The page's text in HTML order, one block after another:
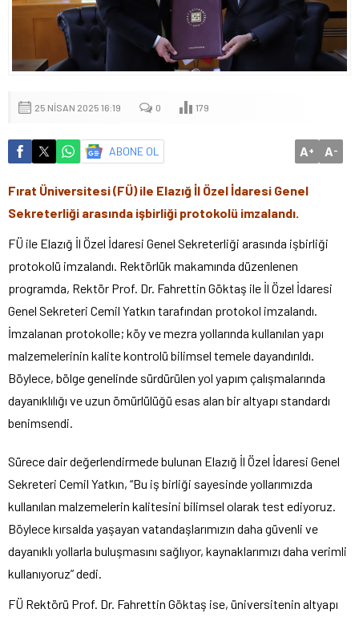
25 NISAN 2025 16:19 0 179
ABONE OL A+ A-
Fırat Üniversitesi (FÜ) ile Elazığ İl Özel İdaresi Genel
Sekreterliği arasında işbirliği protokolü imzalandı.
FÜ ile Elazığ İl Özel İdaresi Genel Sekreterliği arasında işbirliği
protokolü imzalandı. Rektörlük makamında düzenlenen
programda, Rektör Prof. Dr. Fahrettin Göktaş ile İl Özel İdaresi
Genel Sekreteri Cemil Yatkın tarafından protokol imzalandı.
İmzalanan protokolle; köy ve mezra yollarında kullanılan yapı
malzemelerinin kalite kontrolü bilimsel temele dayandırıldı.
Böylece, bölge genelinde sürdürülen yol yapım çalışmalarında
dayanıklılığı ve uzun ömürlülüğü esas alan bir altyapı standardı
benimsendi.
Sürece dair değerlendirmede bulunan Elazığ İl Özel İdaresi Genel
Sekreteri Cemil Yatkın, “Bu iş birliği sayesinde yollarımızda
kullanılan malzemelerin kalitesini bilimsel olarak test ediyoruz.
Böylece kırsalda yaşayan vatandaşlarımızın daha güvenli ve
dayanıklı yollarla buluşmasını sağlıyor, kaynaklarımızı daha verimli
kullanıyoruz” dedi.
FÜ Rektörü Prof. Dr. Fahrettin Göktaş ise, üniversitenin altyapı